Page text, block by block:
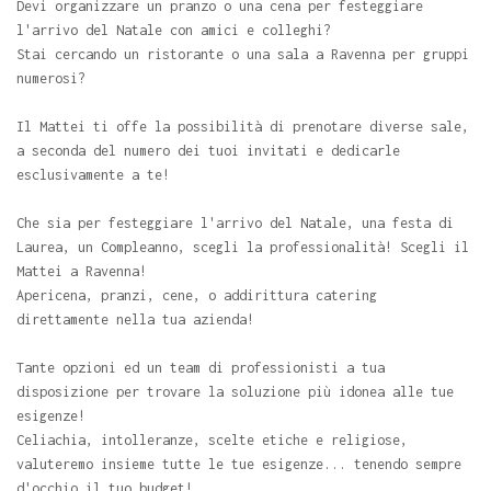
Devi organizzare un pranzo o una cena per festeggiare
l'arrivo del Natale con amici e colleghi?
Stai cercando un ristorante o una sala a Ravenna per gruppi
numerosi?
Il Mattei ti offe la possibilità di prenotare diverse sale,
a seconda del numero dei tuoi invitati e dedicarle
esclusivamente a te!
Che sia per festeggiare l'arrivo del Natale, una festa di
Laurea, un Compleanno, scegli la professionalità! Scegli il
Mattei a Ravenna!
Apericena, pranzi, cene, o addirittura catering
direttamente nella tua azienda!
Tante opzioni ed un team di professionisti a tua
disposizione per trovare la soluzione più idonea alle tue
esigenze!
Celiachia, intolleranze, scelte etiche e religiose,
valuteremo insieme tutte le tue esigenze... tenendo sempre